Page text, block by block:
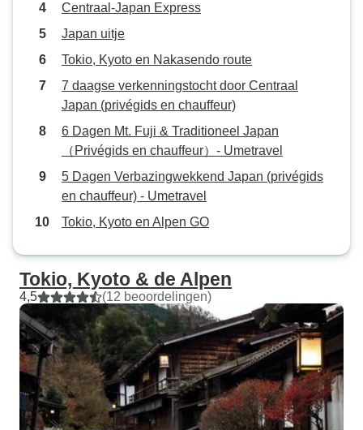
Centraal-Japan Express
Japan uitje
Tokio, Kyoto en Nakasendo route
7 daagse verkenningstocht door Centraal
Japan (privégids en chauffeur)
6 Dagen Mt. Fuji & Traditioneel Japan
（Privégids en chauffeur）- Umetravel
5 Dagen Verbazingwekkend Japan (privégids
en chauffeur) - Umetravel
Tokio, Kyoto en Alpen GO
Tokio, Kyoto & de Alpen
4,5 (12 beoordelingen)